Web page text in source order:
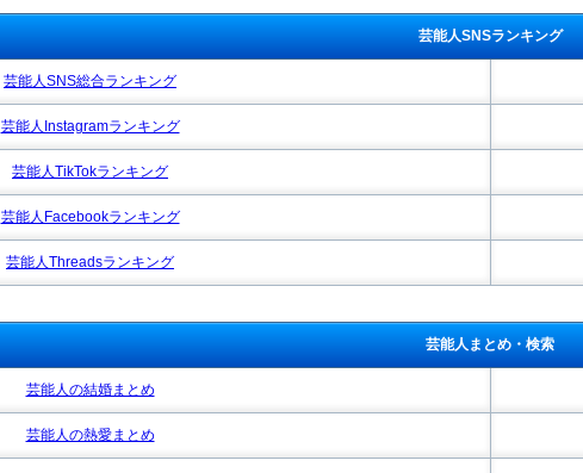
芸能人SNSランキング
芸能人SNS総合ランキング
芸能人Instagramランキング
芸能人TikTokランキング
芸能人Facebookランキング
芸能人Threadsランキング
芸能人まとめ・検索
芸能人の結婚まとめ
芸能人の熱愛まとめ